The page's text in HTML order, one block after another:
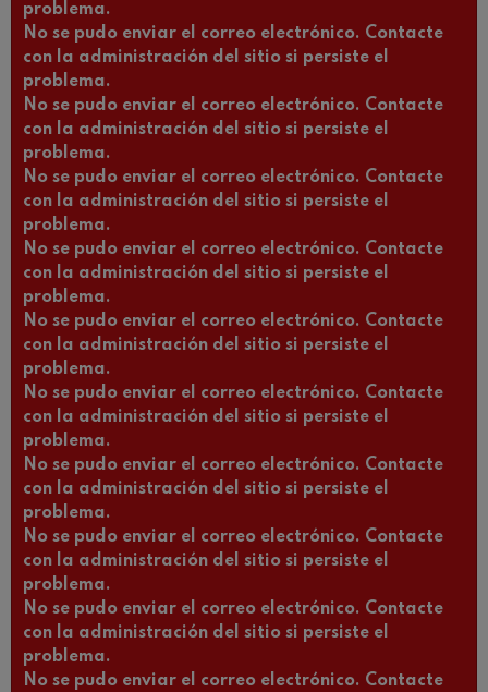
problema.
No se pudo enviar el correo electrónico. Contacte
con la administración del sitio si persiste el
problema.
No se pudo enviar el correo electrónico. Contacte
con la administración del sitio si persiste el
problema.
No se pudo enviar el correo electrónico. Contacte
con la administración del sitio si persiste el
problema.
No se pudo enviar el correo electrónico. Contacte
con la administración del sitio si persiste el
problema.
No se pudo enviar el correo electrónico. Contacte
con la administración del sitio si persiste el
problema.
No se pudo enviar el correo electrónico. Contacte
con la administración del sitio si persiste el
problema.
No se pudo enviar el correo electrónico. Contacte
con la administración del sitio si persiste el
problema.
No se pudo enviar el correo electrónico. Contacte
con la administración del sitio si persiste el
problema.
No se pudo enviar el correo electrónico. Contacte
con la administración del sitio si persiste el
problema.
No se pudo enviar el correo electrónico. Contacte